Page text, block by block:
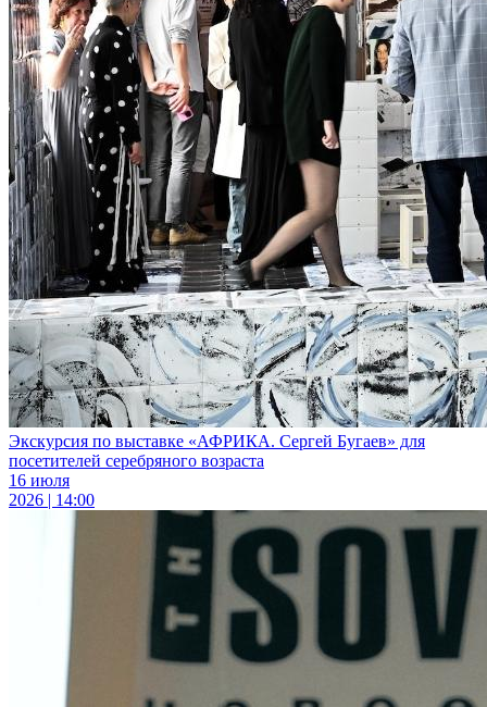
Экскурсия по выставке «АФРИКА. Сергей Бугаев» для
посетителей серебряного возраста
16 июля
2026 | 14:00